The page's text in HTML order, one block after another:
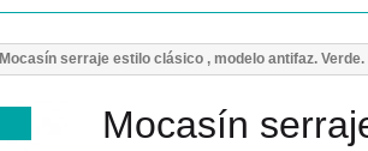
Mocasín serraje estilo clásico , modelo antifaz. Verde.
Mocasín